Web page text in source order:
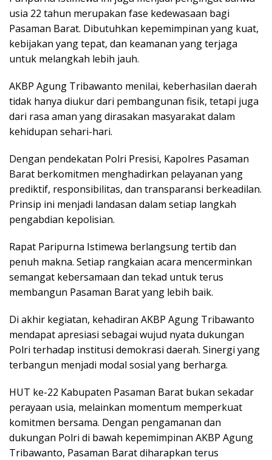
usia 22 tahun merupakan fase kedewasaan bagi
Pasaman Barat. Dibutuhkan kepemimpinan yang kuat,
kebijakan yang tepat, dan keamanan yang terjaga
untuk melangkah lebih jauh.
AKBP Agung Tribawanto menilai, keberhasilan daerah
tidak hanya diukur dari pembangunan fisik, tetapi juga
dari rasa aman yang dirasakan masyarakat dalam
kehidupan sehari-hari.
Dengan pendekatan Polri Presisi, Kapolres Pasaman
Barat berkomitmen menghadirkan pelayanan yang
prediktif, responsibilitas, dan transparansi berkeadilan.
Prinsip ini menjadi landasan dalam setiap langkah
pengabdian kepolisian.
Rapat Paripurna Istimewa berlangsung tertib dan
penuh makna. Setiap rangkaian acara mencerminkan
semangat kebersamaan dan tekad untuk terus
membangun Pasaman Barat yang lebih baik.
Di akhir kegiatan, kehadiran AKBP Agung Tribawanto
mendapat apresiasi sebagai wujud nyata dukungan
Polri terhadap institusi demokrasi daerah. Sinergi yang
terbangun menjadi modal sosial yang berharga.
HUT ke-22 Kabupaten Pasaman Barat bukan sekadar
perayaan usia, melainkan momentum memperkuat
komitmen bersama. Dengan pengamanan dan
dukungan Polri di bawah kepemimpinan AKBP Agung
Tribawanto, Pasaman Barat diharapkan terus